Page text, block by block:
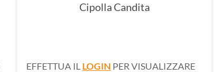
Cipolla Candita
EFFETTUA IL LOGIN PER VISUALIZZARE